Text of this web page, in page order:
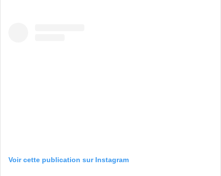
Voir cette publication sur Instagram